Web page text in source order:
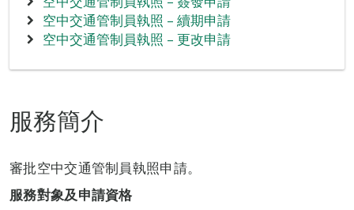
空中交通管制員執照 – 續期申請
空中交通管制員執照 – 更改申請
服務簡介
審批空中交通管制員執照申請。
服務對象及申請資格